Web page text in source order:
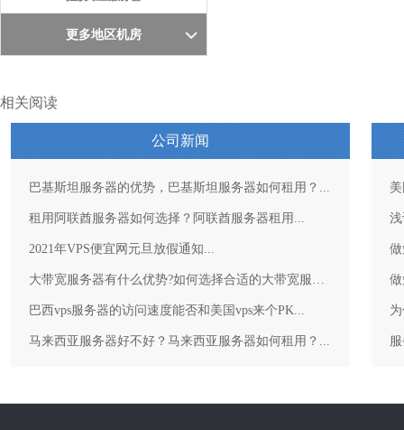
更多地区机房
相关阅读
公司新闻
巴基斯坦服务器的优势，巴基斯坦服务器如何租用？...
租用阿联酋服务器如何选择？阿联酋服务器租用...
2021年VPS便宜网元旦放假通知...
大带宽服务器有什么优势?如何选择合适的大带宽服务器？...
巴西vps服务器的访问速度能否和美国vps来个PK...
马来西亚服务器好不好？马来西亚服务器如何租用？...